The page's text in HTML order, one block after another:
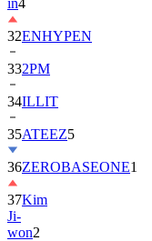
in4
32ENHYPEN
332PM
34ILLIT
35ATEEZ5
36ZEROBASEONE1
37Kim
Ji-
won2